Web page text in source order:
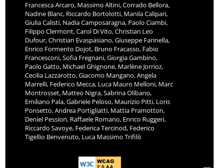
Francesca Arcaro, Massimo Altini, Corrado Bellora,
Nadine Blanc, Riccardo Bortolotti, Manila Calipari,
Giulia Calisti, Nadia Camposaragna, Paolo Ciambi,
Filippo Clermont, Carol Di Vito, Christian Leo
Dufour, Christian Evaspasiano, Giuseppe Farinella,
Enrico Formento Dojot, Bruno Fracasso, Fabio
Francesconi, Sofia Fregnani, Giorgia Gambino,
Paolo Gatto, Michael Ghignone, Marlène Jorrioz,
Cecilia Lazzarotto, Giacomo Mangano, Angela
Marrelli, Federico Mecca, Luca Mauro Melloni, Marc
Montrosset, Matteo Nigra, Sabrina Olibano,
Emiliano Pala, Gabriele Peloso, Maurizio Pitti, Loris
Ponsetto, Andrea Portigliatti, Mattia Pramotton,
Deniel Pession, Raffaele Romano, Enrico Ruggeri,
Riccardo Savoye, Federica Tercinod, Federico
Tigellio Benvenuto, Luca Massimo Trifilò